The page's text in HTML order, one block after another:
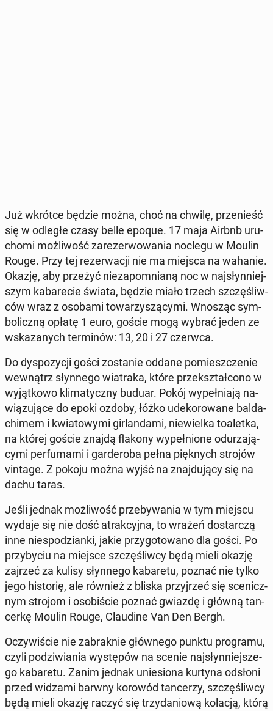
Już wkrótce będzie można, choć na chwilę, prze­nieść
się w odległe czasy belle epoque. 17 maja Airbnb uru­
cho­mi moż­li­wość za­re­zer­wo­wa­nia noclegu w Moulin
Rouge. Przy tej re­zer­wa­cji nie ma miejsca na wahanie.
Okazję, aby przeżyć nie­za­po­mnia­ną noc w naj­słyn­niej­
szym ka­ba­re­cie świata, będzie miało trzech szczę­śliw­
ców wraz z osobami to­wa­rzy­szą­cy­mi. Wnosząc sym­
bo­licz­ną opłatę 1 euro, goście mogą wybrać jeden ze
wska­za­nych ter­mi­nów: 13, 20 i 27 czerwca.
Do dys­po­zy­cji gości zo­sta­nie oddane po­miesz­cze­nie
we­wnątrz słyn­ne­go wia­tra­ka, które prze­kształ­co­no w
wy­jąt­ko­wo kli­ma­tycz­ny buduar. Pokój wy­peł­nia­ją na­
wią­zu­ją­ce do epoki ozdoby, łóżko ude­ko­ro­wa­ne bal­da­
chi­mem i kwia­to­wy­mi gir­lan­da­mi, nie­wiel­ka to­a­let­ka,
na której goście znajdą flakony wy­peł­nio­ne odu­rza­ją­
cy­mi per­fu­ma­mi i gar­de­ro­ba pełna pięk­nych strojów
vintage. Z pokoju można wyjść na znaj­du­ją­cy się na
dachu taras.
Jeśli jednak moż­li­wość prze­by­wa­nia w tym miejscu
wydaje się nie dość atrak­cyj­na, to wrażeń do­star­czą
inne nie­spo­dzian­ki, jakie przy­go­to­wa­no dla gości. Po
przy­by­ciu na miejsce szczę­śliw­cy będą mieli okazję
zajrzeć za kulisy słyn­ne­go ka­ba­re­tu, poznać nie tylko
jego hi­sto­rię, ale również z bliska przyj­rzeć się sce­nicz­
nym strojom i oso­bi­ście poznać gwiazdę i główną tan­
cer­kę Moulin Rouge, Clau­di­ne Van Den Bergh.
Oczy­wi­ście nie za­brak­nie głów­ne­go punktu pro­gra­mu,
czyli po­dzi­wia­nia wy­stę­pów na scenie naj­słyn­niej­sze­
go ka­ba­re­tu. Zanim jednak unie­sio­na kurtyna odsłoni
przed widzami barwny korowód tan­ce­rzy, szczę­śliw­cy
będą mieli okazję raczyć się trzy­da­nio­wą kolacją, którą